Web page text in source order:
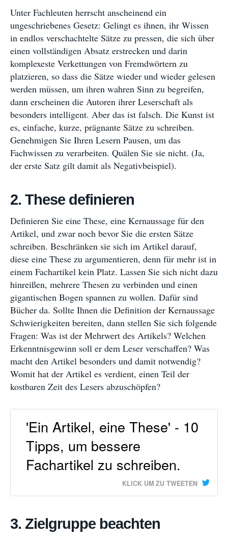
Unter Fachleuten herrscht anscheinend ein
ungeschriebenes Gesetz: Gelingt es ihnen, ihr Wissen
in endlos verschachtelte Sätze zu pressen, die sich über
einen vollständigen Absatz erstrecken und darin
komplexeste Verkettungen von Fremdwörtern zu
platzieren, so dass die Sätze wieder und wieder gelesen
werden müssen, um ihren wahren Sinn zu begreifen,
dann erscheinen die Autoren ihrer Leserschaft als
besonders intelligent. Aber das ist falsch. Die Kunst ist
es, einfache, kurze, prägnante Sätze zu schreiben.
Genehmigen Sie Ihren Lesern Pausen, um das
Fachwissen zu verarbeiten. Quälen Sie sie nicht. (Ja,
der erste Satz gilt damit als Negativbeispiel).
2. These definieren
Definieren Sie eine These, eine Kernaussage für den
Artikel, und zwar noch bevor Sie die ersten Sätze
schreiben. Beschränken sie sich im Artikel darauf,
diese eine These zu argumentieren, denn für mehr ist in
einem Fachartikel kein Platz. Lassen Sie sich nicht dazu
hinreißen, mehrere Thesen zu verbinden und einen
gigantischen Bogen spannen zu wollen. Dafür sind
Bücher da. Sollte Ihnen die Definition der Kernaussage
Schwierigkeiten bereiten, dann stellen Sie sich folgende
Fragen: Was ist der Mehrwert des Artikels? Welchen
Erkenntnisgewinn soll er dem Leser verschaffen? Was
macht den Artikel besonders und damit notwendig?
Womit hat der Artikel es verdient, einen Teil der
kostbaren Zeit des Lesers abzuschöpfen?
'Ein Artikel, eine These' - 10
Tipps, um bessere
Fachartikel zu schreiben.
KLICK UM ZU TWEETEN
3. Zielgruppe beachten